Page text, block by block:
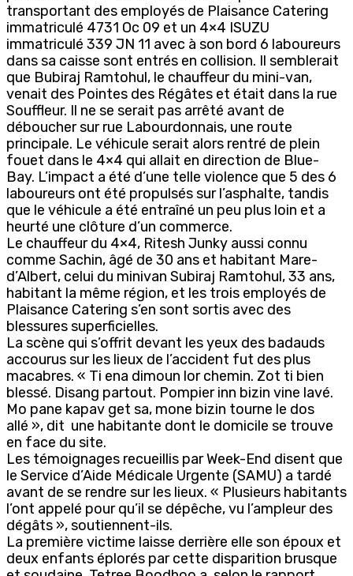
transportant des employés de Plaisance Catering
immatriculé 4731 Oc 09 et un 4×4 ISUZU
immatriculé 339 JN 11 avec à son bord 6 laboureurs
dans sa caisse sont entrés en collision. Il semblerait
que Bubiraj Ramtohul, le chauffeur du mini-van,
venait des Pointes des Régâtes et était dans la rue
Souffleur. Il ne se serait pas arrêté avant de
déboucher sur rue Labourdonnais, une route
principale. Le véhicule serait alors rentré de plein
fouet dans le 4×4 qui allait en direction de Blue-
Bay. L’impact a été d’une telle violence que 5 des 6
laboureurs ont été propulsés sur l’asphalte, tandis
que le véhicule a été entraîné un peu plus loin et a
heurté une clôture d’un commerce.
Le chauffeur du 4×4, Ritesh Junky aussi connu
comme Sachin, âgé de 30 ans et habitant Mare-
d’Albert, celui du minivan Subiraj Ramtohul, 33 ans,
habitant la même région, et les trois employés de
Plaisance Catering s’en sont sortis avec des
blessures superficielles.
La scène qui s’offrit devant les yeux des badauds
accourus sur les lieux de l’accident fut des plus
macabres. « Ti ena dimoun lor chemin. Zot ti bien
blessé. Disang partout. Pompier inn bizin vine lavé.
Mo pane kapav get sa, mone bizin tourne le dos
allé », dit une habitante dont le domicile se trouve
en face du site.
Les témoignages recueillis par Week-End disent que
le Service d’Aide Médicale Urgente (SAMU) a tardé
avant de se rendre sur les lieux. « Plusieurs habitants
l’ont appelé pour qu’il se dépêche, vu l’ampleur des
dégâts », soutiennent-ils.
La première victime laisse derrière elle son époux et
deux enfants éplorés par cette disparition brusque